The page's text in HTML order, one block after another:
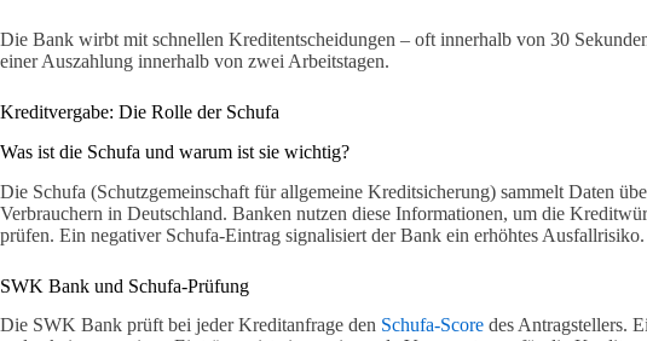
Die Bank wirbt mit schnellen Kreditentscheidungen – oft innerhalb von 30
einer Auszahlung innerhalb von zwei Arbeitstagen.
Kreditvergabe: Die Rolle der Schufa
Was ist die Schufa und warum ist sie wichtig?
Die Schufa (Schutzgemeinschaft für allgemeine Kreditsicherung) sammelt Daten
Verbrauchern in Deutschland. Banken nutzen diese Informationen, um die
prüfen. Ein negativer Schufa-Eintrag signalisiert der Bank ein erhöhtes Ausfallrisiko.
SWK Bank und Schufa-Prüfung
Die SWK Bank prüft bei jeder Kreditanfrage den Schufa-Score des Antragstellers.